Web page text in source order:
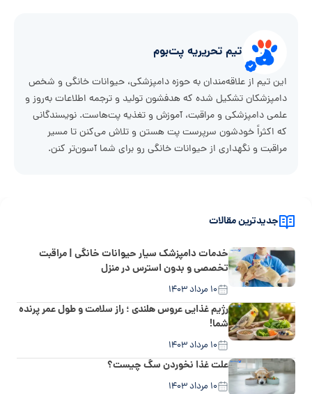
تیم تحریریه پت‌بوم
این تیم از علاقه‌مندان به حوزه دامپزشکی، حیوانات خانگی و شخص
دامپزشکان تشکیل شده که هدفشون تولید و ترجمه اطلاعات به‌روز و
علمی دامپزشکی و مراقبت، آموزش و تغذیه پت‌هاست. نویسندگانی
که اکثراً خودشون سرپرست پت هستن و تلاش می‌کنن تا مسیر
مراقبت و نگهداری از حیوانات خانگی رو برای شما آسون‌تر کنن.
جدیدترین مقالات
خدمات دامپزشک سیار حیوانات خانگی | مراقبت
تخصصی و بدون استرس در منزل
۱۰ مرداد ۱۴۰۳
رژیم غذایی عروس هلندی ؛ راز سلامت و طول عمر پرنده
شما!
۱۰ مرداد ۱۴۰۳
علت غذا نخوردن سگ چیست؟
۱۰ مرداد ۱۴۰۳